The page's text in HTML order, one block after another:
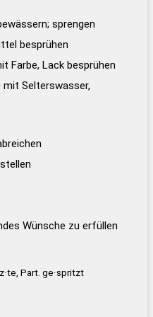
sprengen
besprühen
Farbe, Lack besprühen
mit Selterswasser,
Wünsche zu erfüllen
Part. ge·spritzt